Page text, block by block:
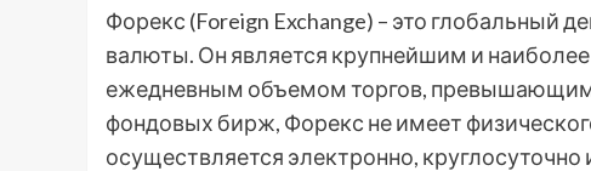
Форекс (Foreign Exchange) – это глобальный
валюты. Он является крупнейшим и
ежедневным объемом торгов,
фондовых бирж, Форекс не имеет
осуществляется электронно, круглосуточно